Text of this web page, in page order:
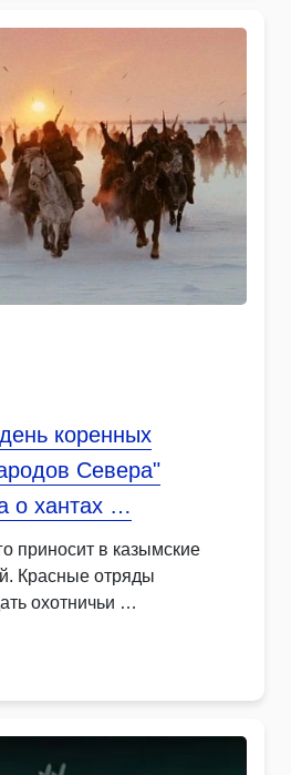
коренных
Севера"
о хантах …
приносит в казымские
Красные отряды
охотничьи …